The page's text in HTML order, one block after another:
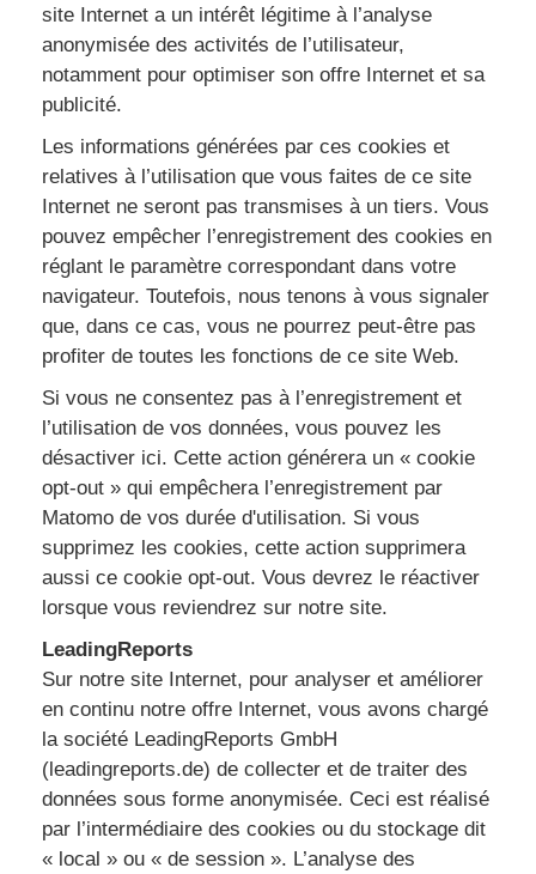
site Internet a un intérêt légitime à l’analyse
anonymisée des activités de l’utilisateur,
notamment pour optimiser son offre Internet et sa
publicité.
Les informations générées par ces cookies et
relatives à l’utilisation que vous faites de ce site
Internet ne seront pas transmises à un tiers. Vous
pouvez empêcher l’enregistrement des cookies en
réglant le paramètre correspondant dans votre
navigateur. Toutefois, nous tenons à vous signaler
que, dans ce cas, vous ne pourrez peut-être pas
profiter de toutes les fonctions de ce site Web.
Si vous ne consentez pas à l’enregistrement et
l’utilisation de vos données, vous pouvez les
désactiver ici. Cette action générera un « cookie
opt-out » qui empêchera l’enregistrement par
Matomo de vos durée d'utilisation. Si vous
supprimez les cookies, cette action supprimera
aussi ce cookie opt-out. Vous devrez le réactiver
lorsque vous reviendrez sur notre site.
LeadingReports
Sur notre site Internet, pour analyser et améliorer
en continu notre offre Internet, vous avons chargé
la société LeadingReports GmbH
(leadingreports.de) de collecter et de traiter des
données sous forme anonymisée. Ceci est réalisé
par l’intermédiaire des cookies ou du stockage dit
« local » ou « de session ». L’analyse des